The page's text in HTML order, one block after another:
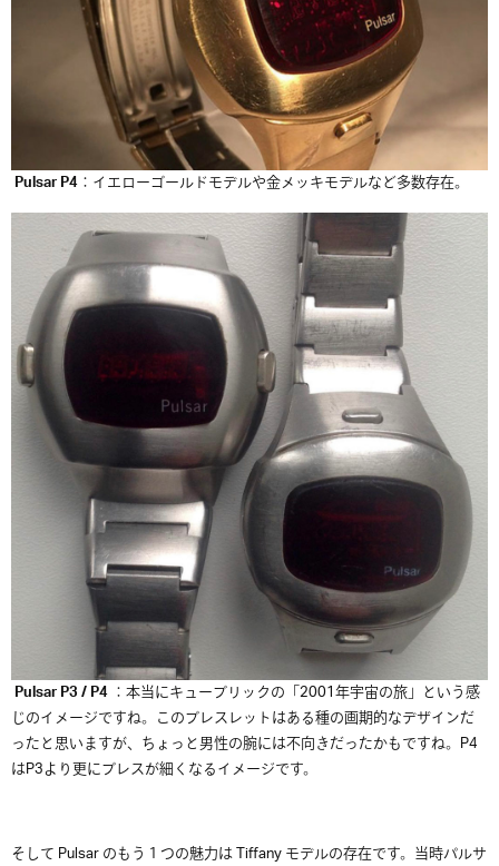
Pulsar P4：イエローゴールドモデルや金メッキモデルなど多数存在。
Pulsar P3 / P4 ：本当にキューブリックの「2001年宇宙の旅」という感
じのイメージですね。このブレスレットはある種の画期的なデザインだ
ったと思いますが、ちょっと男性の腕には不向きだったかもですね。P4
はP3より更にブレスが細くなるイメージです。
そして Pulsar のもう１つの魅力は Tiffany モデルの存在です。当時パルサ